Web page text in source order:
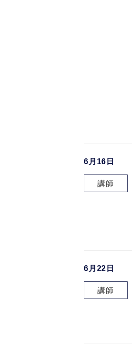
6月16日
講師
6月22日
講師